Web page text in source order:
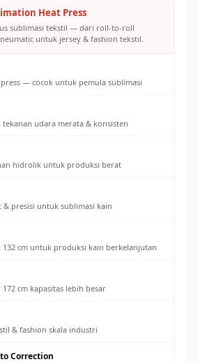
Heat Press
sublimasi tekstil — dari roll-to-roll
untuk jersey & fashion tekstil.
— cocok untuk pemula sublimasi
udara merata & konsisten
hidrolik untuk produksi berat
presisi untuk sublimasi kain
cm untuk produksi kain berkelanjutan
cm kapasitas lebih besar
& fashion skala industri
Correction